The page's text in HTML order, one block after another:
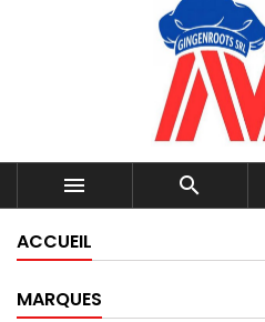
 
ACCUEIL
MARQUES